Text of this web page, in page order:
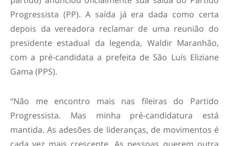
Progressista (PP). A saída já era dada como certa
depois da vereadora reclamar de uma reunião do
presidente estadual da legenda, Waldir Maranhão,
com a pré-candidata a prefeita de São Luís Eliziane
Gama (PPS).
“Não me encontro mais nas fileiras do Partido
Progressista. Mas minha pré-candidatura está
mantida. As adesões de lideranças, de movimentos é